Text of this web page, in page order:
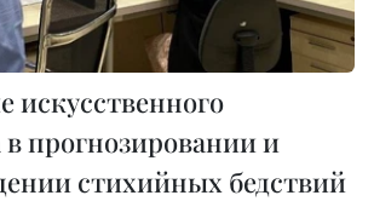
искусственного
прогнозировании и
стихийных бедствий